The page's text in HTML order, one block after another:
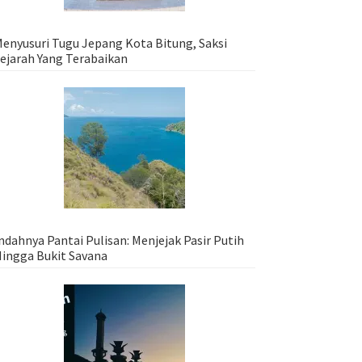
Tugu Jepang Kota Bitung, Saksi
Yang Terabaikan
Pantai Pulisan: Menjejak Pasir Putih
Bukit Savana